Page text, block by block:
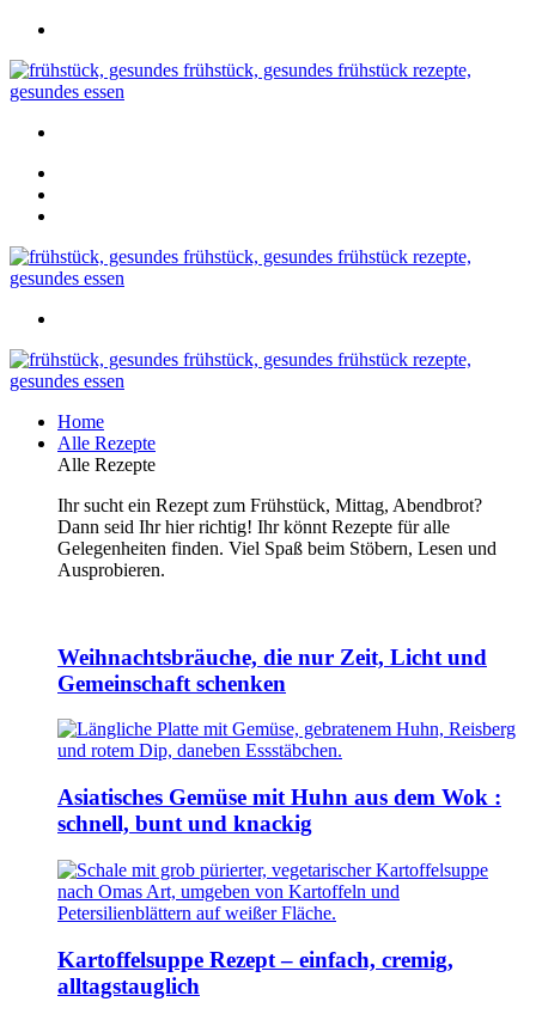
Home
Alle Rezepte
Alle Rezepte
Ihr sucht ein Rezept zum Frühstück, Mittag, Abendbrot?
Dann seid Ihr hier richtig! Ihr könnt Rezepte für alle
Gelegenheiten finden. Viel Spaß beim Stöbern, Lesen und
Ausprobieren.
Weihnachtsbräuche, die nur Zeit, Licht und
Gemeinschaft schenken
Asiatisches Gemüse mit Huhn aus dem Wok :
schnell, bunt und knackig
Kartoffelsuppe Rezept – einfach, cremig,
alltagstauglich